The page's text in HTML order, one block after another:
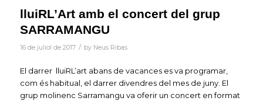
lluiRL’Art amb el concert del grup
SARRAMANGU
16 de juliol de 2017 / by Neus Ribas
El darrer lluiRL’art abans de vacances es va programar,
com és habitual, el darrer divendres del mes de juny. El
grup molinenc Sarramangu va oferir un concert en format